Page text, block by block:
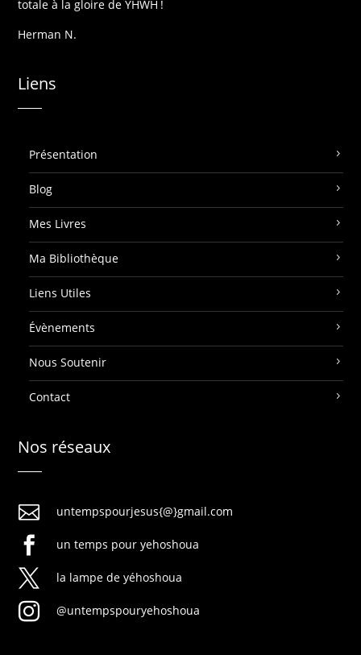
totale à la gloire de YHWH !
Herman N.
Liens
Présentation
Blog
Mes Livres
Ma Bibliothèque
Liens Utiles
Évènements
Nous Soutenir
Contact
Nos réseaux
 untempspourjesus{@}gmail.com
 un temps pour yehoshoua
 la lampe de yéhoshoua
 @untempspouryehoshoua